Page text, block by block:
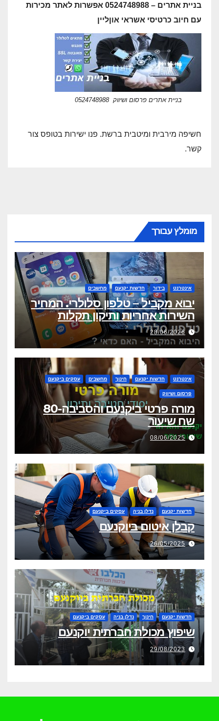
בניית אתרים – 0524748988 אפשרות לאתר מכירות
עם חיוב כרטיסי אשראי אוןליין
בניית אתרים פרסום ושיווק 0524748988
חשיפה מירבית ומיטבית ברשת. פנו ישירות בטופס צור
קשר.
מומלץ עבורך
אינטרנט בידור חדשות יקנעם מחשבים
יבוא מקביל – טלפון סלולרי. המחיר
השירות אחריות ותיקון תקלות
28/06/2026
אינטרנט חדשות יקנעם חינוך מחשבים עסקים ביקנעם
פרסום ושיווק
מורה פרטי ביקנעם והסביבה-80
שח שיעור
08/06/2025
חדשות יקנעם נדלן בניה עסקים ביקנעם
קבלן איטום ביוקנעם
26/05/2025
חדשות יקנעם חינוך נדלן בניה עסקים ביקנעם
שיפוץ מכולת חברתית יוקנעם
29/08/2023